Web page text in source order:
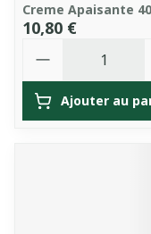
Creme Apaisante
10,80 €
Ajouter au